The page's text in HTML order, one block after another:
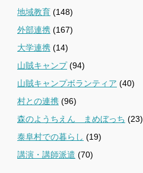
地域教育 (148)
外部連携 (167)
大学連携 (14)
山賊キャンプ(94)
山賊キャンプボランティア (40)
村との連携 (96)
森のようちえん まめぼっち (23)
泰阜村での暮らし (19)
講演・講師派遣 (70)